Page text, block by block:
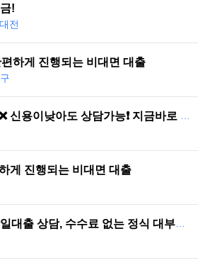
!
전
하게 진행되는 비대면 대출
게 진행되는 비대면 대출